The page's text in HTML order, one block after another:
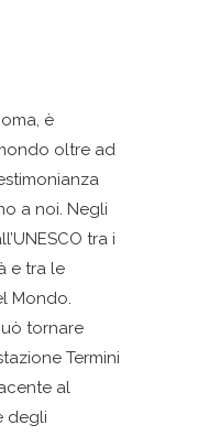
è
oltre ad
a noi. Negli
tra i
e tra le
Mondo.
tornare
Termini
al
degli